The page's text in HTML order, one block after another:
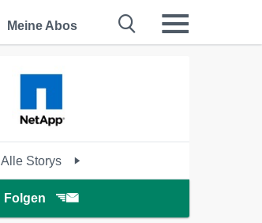
Meine Abos
Alle Storys
Folgen